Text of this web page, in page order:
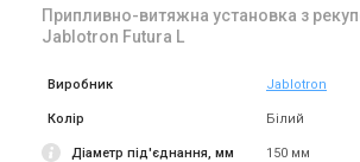
Припливно-витяжна установка з
Jablotron Futura L
Виробник Jablotron
Колір Білий
Діаметр під'єднання, мм 150 мм